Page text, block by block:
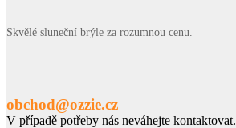
Skvělé sluneční brýle za rozumnou cenu.
obchod@ozzie.cz
V případě potřeby nás neváhejte kontaktovat.